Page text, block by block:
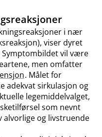
i nær
viser dyret
Symptombildet vil være
men omfatter
. Målet for
adekvat sirkulasjon og
legemiddelvalget,
som nevnt
alvorlige og livstruende